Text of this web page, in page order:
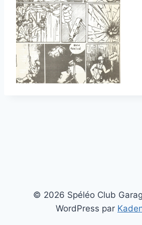
© 2026 Spéléo Club
WordPress par